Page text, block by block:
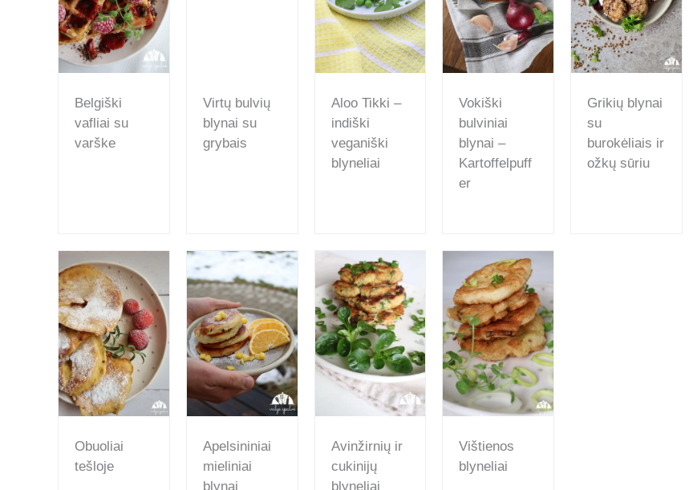
Belgiški
vafliai su
varške
Virtų bulvių
blynai su
grybais
Aloo Tikki –
indiški
veganiški
blyneliai
Vokiški
bulviniai
blynai –
Kartoffelpuff
er
Grikių blynai
su
burokėliais ir
ožkų sūriu
Obuoliai
tešloje
Apelsininiai
mieliniai
blynai
Avinžirnių ir
cukinijų
blyneliai
Vištienos
blyneliai